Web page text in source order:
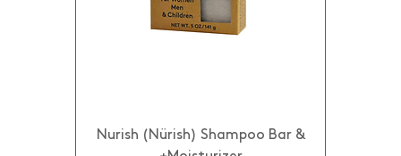
Nurish (Nürish) Shampoo Bar &